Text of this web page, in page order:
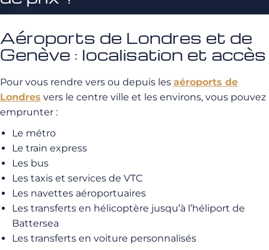
Aéroports de Londres et de
Genève : localisation et accès
Pour vous rendre vers ou depuis les aéroports de
Londres vers le centre ville et les environs, vous pouvez
emprunter :
Le métro
Le train express
Les bus
Les taxis et services de VTC
Les navettes aéroportuaires
Les transferts en hélicoptère jusqu’à l’héliport de
Battersea
Les transferts en voiture personnalisés